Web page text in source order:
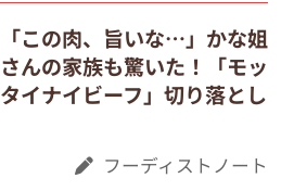
「この肉、旨いな…」かな姐
さんの家族も驚いた！「モッ
タイナイビーフ」切り落とし
フーディストノート